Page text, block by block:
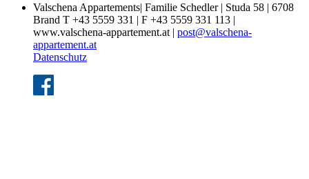
Valschena Appartements| Familie Schedler | Studa 58 | 6708
Brand T +43 5559 331 | F +43 5559 331 113 |
www.valschena-appartement.at | post@valschena-
appartement.at
Datenschutz